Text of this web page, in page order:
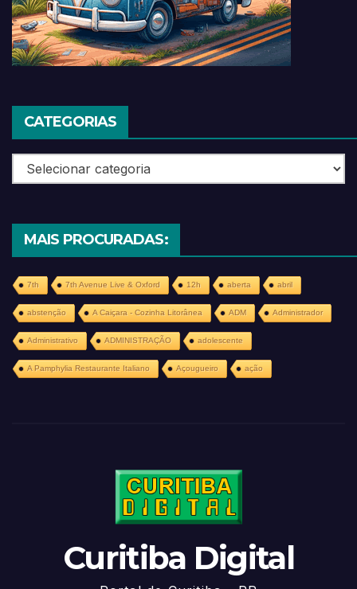
CATEGORIAS
Categorias
MAIS PROCURADAS:
7th 7th Avenue Live & Oxford 12h aberta abril
abstenção A Caiçara - Cozinha Litorânea ADM Administrador
Administrativo ADMINISTRAÇÃO adolescente
A Pamphylia Restaurante Italiano Açougueiro ação
Curitiba Digital